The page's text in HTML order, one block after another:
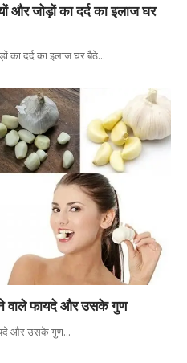
जोड़ों का दर्द का इलाज घर
का दर्द का इलाज घर बैठे…
वाले फायदे और उसके गुण
और उसके गुण…